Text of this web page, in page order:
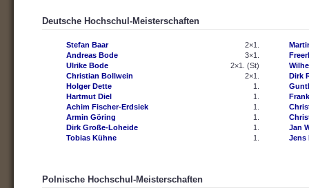
Deutsche Hochschul-Meisterschaften
Stefan Baar
2×1.
Andreas Bode
3×1.
Ulrike Bode
2×1. (St)
Christian Bollwein
2×1.
Holger Dette
1.
Hartmut Diel
1.
Achim Fischer-Erdsiek
1.
Armin Göring
1.
Dirk Große-Loheide
1.
Tobias Kühne
1.
Dirk
Jan
Jens
Polnische Hochschul-Meisterschaften